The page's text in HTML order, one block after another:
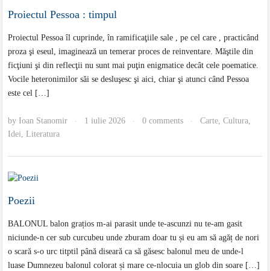
Proiectul Pessoa : timpul
Proiectul Pessoa îl cuprinde, în ramificaţiile sale , pe cel care , practicând
proza şi eseul, imaginează un temerar proces de reinventare. Măştile din
ficţiuni şi din reflecţii nu sunt mai puţin enigmatice decât cele poematice.
Vocile heteronimilor săi se desluşesc şi aici, chiar şi atunci când Pessoa
este cel […]
by Ioan Stanomir · 1 iulie 2026 · 0 comments · Carte ,Cultura
Idei ,Literatura
Poezii
BALONUL balon grațios m-ai parasit unde te-ascunzi nu te-am gasit
niciunde-n cer sub curcubeu unde zburam doar tu și eu am să agăț de nori
o scară s-o urc titptil până diseară ca să găsesc balonul meu de unde-l
luase Dumnezeu balonul colorat și mare ce-nlocuia un glob din soare […]